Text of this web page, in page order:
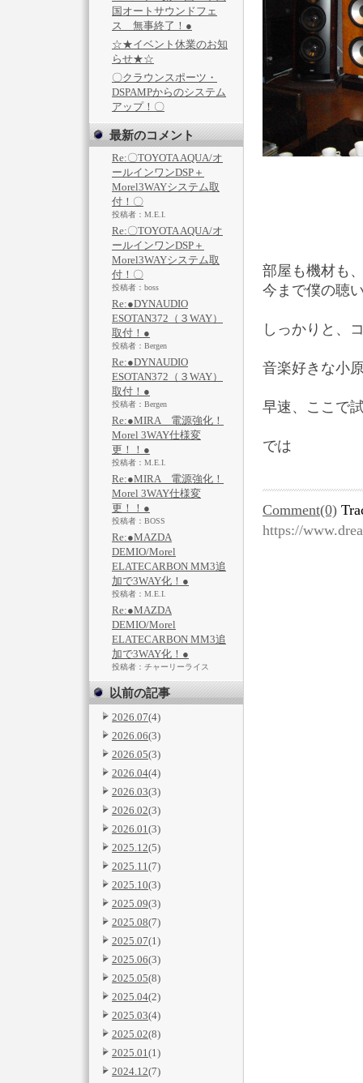
国オートサウンドフェ
ス 無事終了！●
☆★イベント休業のお知
らせ★☆
〇クラウンスポーツ・
DSPAMPからのシステム
アップ！〇
最新のコメント
Re:〇TOYOTA AQUA/オ
ールインワンDSP＋
Morel3WAYシステム取
付！〇
投稿者：M.E.I.
Re:〇TOYOTA AQUA/オ
ールインワンDSP＋
Morel3WAYシステム取
付！〇
投稿者：boss
Re:●DYNAUDIO
ESOTAN372（３WAY）
取付！●
投稿者：Bergen
Re:●DYNAUDIO
ESOTAN372（３WAY）
取付！●
投稿者：Bergen
Re:●MIRA 電源強化！
Morel 3WAY仕様変
更！！●
投稿者：M.E.I.
Re:●MIRA 電源強化！
Morel 3WAY仕様変
更！！●
投稿者：BOSS
Re:●MAZDA
DEMIO/Morel
ELATECARBON MM3追
加で3WAY化！●
投稿者：M.E.I.
Re:●MAZDA
DEMIO/Morel
ELATECARBON MM3追
加で3WAY化！●
投稿者：チャーリーライス
以前の記事
2026.07(4)
2026.06(3)
2026.05(3)
2026.04(4)
2026.03(3)
2026.02(3)
2026.01(3)
2025.12(5)
2025.11(7)
2025.10(3)
2025.09(3)
2025.08(7)
2025.07(1)
2025.06(3)
2025.05(8)
2025.04(2)
2025.03(4)
2025.02(8)
2025.01(1)
2024.12(7)
部屋も機材も
今まで僕の聴
しっかりと、
音楽好きな小
早速、ここで
では
Comment(0)
https://